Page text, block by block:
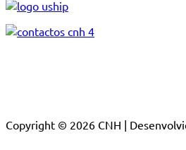
Copyright © 2026 CNH |